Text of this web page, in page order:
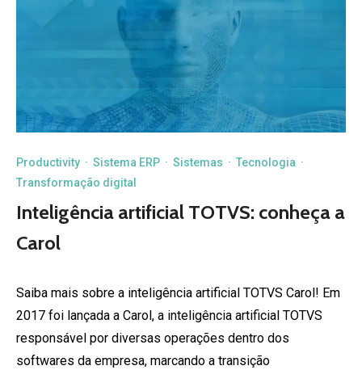
Productivity · Sistema ERP · Sistemas · Tecnologia ·
Transformação digital
Inteligência artificial TOTVS: conheça a
Carol
Saiba mais sobre a inteligência artificial TOTVS Carol! Em
2017 foi lançada a Carol, a inteligência artificial TOTVS
responsável por diversas operações dentro dos
softwares da empresa, marcando a transição